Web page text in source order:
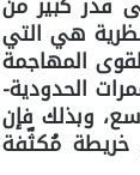
هي التي
المهاجمة
الحدودية-
وبذلك فإن
خريطة مُكثّفة